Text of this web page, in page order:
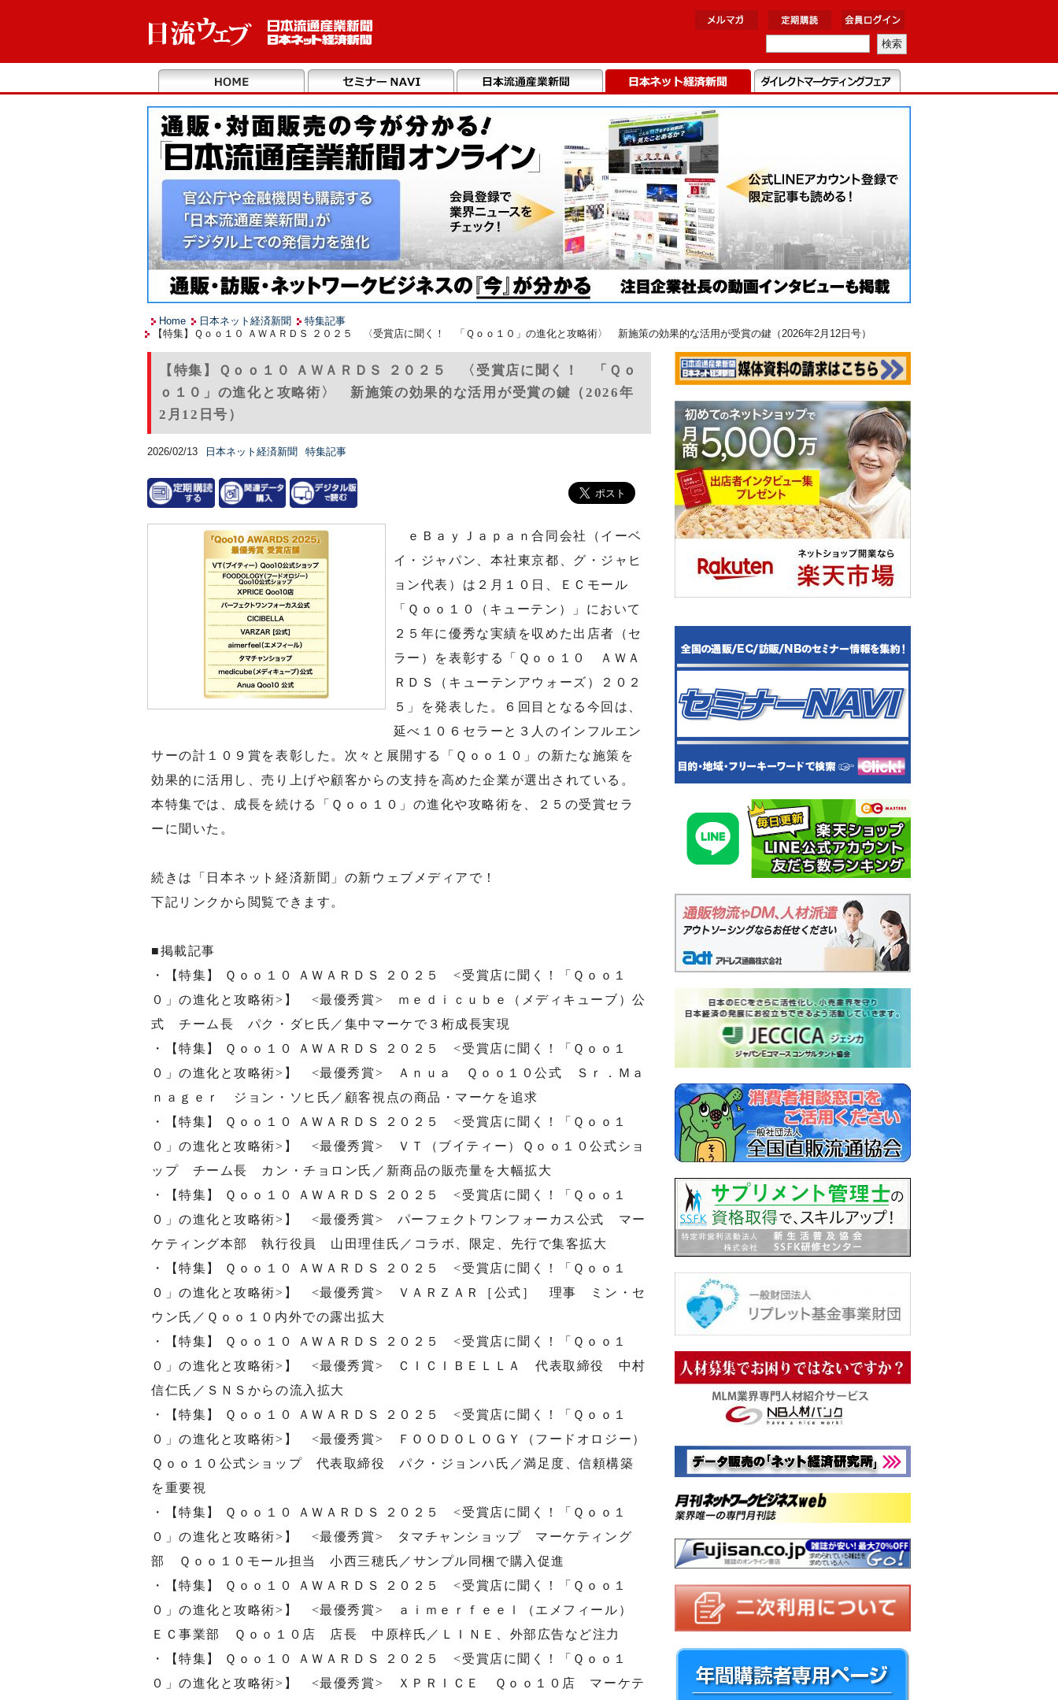
Home 日本ネット経済新聞
特集記事
【特集】Ｑｏｏ１０ ＡＷＡＲＤＳ ２０２５ 〈受賞店に聞く！ 「Ｑｏｏ１０」の進化と攻略術〉 新施策の効果的な活用が受賞の鍵（2026年2月12日号）
【特集】Ｑｏｏ１０ ＡＷＡＲＤＳ ２０２５ 〈受賞店に聞く！ 「Ｑｏ
ｏ１０」の進化と攻略術〉 新施策の効果的な活用が受賞の鍵（2026年
2月12日号）
2026/02/13 日本ネット経済新聞 特集記事
ｅＢａｙＪａｐａｎ合同会社（イーベ
イ・ジャパン、本社東京都、グ・ジャヒ
ョン代表）は２月１０日、ＥＣモール
「Ｑｏｏ１０（キューテン）」において
２５年に優秀な実績を収めた出店者（セ
ラー）を表彰する「Ｑｏｏ１０ ＡＷＡ
ＲＤＳ（キューテンアウォーズ）２０２
５」を発表した。６回目となる今回は、
延べ１０６セラーと３人のインフルエン
サーの計１０９賞を表彰した。次々と展開する「Ｑｏｏ１０」の新たな施策を
効果的に活用し、売り上げや顧客からの支持を高めた企業が選出されている。
本特集では、成長を続ける「Ｑｏｏ１０」の進化や攻略術を、２５の受賞セラ
ーに聞いた。
続きは「日本ネット経済新聞」の新ウェブメディアで！
下記リンクから閲覧できます。
■掲載記事
・【特集】 Ｑｏｏ１０ ＡＷＡＲＤＳ ２０２５ <受賞店に聞く！「Ｑｏｏ１
０」の進化と攻略術>】 <最優秀賞> ｍｅｄｉｃｕｂｅ（メディキューブ）公
式 チーム長 パク・ダヒ氏／集中マーケで３桁成長実現
・【特集】 Ｑｏｏ１０ ＡＷＡＲＤＳ ２０２５ <受賞店に聞く！「Ｑｏｏ１
０」の進化と攻略術>】 <最優秀賞> Ａｎｕａ Ｑｏｏ１０公式 Ｓｒ．Ｍａ
ｎａｇｅｒ ジョン・ソヒ氏／顧客視点の商品・マーケを追求
・【特集】 Ｑｏｏ１０ ＡＷＡＲＤＳ ２０２５ <受賞店に聞く！「Ｑｏｏ１
０」の進化と攻略術>】 <最優秀賞> ＶＴ（ブイティー）Ｑｏｏ１０公式ショ
ップ チーム長 カン・チョロン氏／新商品の販売量を大幅拡大
・【特集】 Ｑｏｏ１０ ＡＷＡＲＤＳ ２０２５ <受賞店に聞く！「Ｑｏｏ１
０」の進化と攻略術>】 <最優秀賞> パーフェクトワンフォーカス公式 マー
ケティング本部 執行役員 山田理佳氏／コラボ、限定、先行で集客拡大
・【特集】 Ｑｏｏ１０ ＡＷＡＲＤＳ ２０２５ <受賞店に聞く！「Ｑｏｏ１
０」の進化と攻略術>】 <最優秀賞> ＶＡＲＺＡＲ［公式］ 理事 ミン・セ
ウン氏／Ｑｏｏ１０内外での露出拡大
・【特集】 Ｑｏｏ１０ ＡＷＡＲＤＳ ２０２５ <受賞店に聞く！「Ｑｏｏ１
０」の進化と攻略術>】 <最優秀賞> ＣＩＣＩＢＥＬＬＡ 代表取締役 中村
信仁氏／ＳＮＳからの流入拡大
・【特集】 Ｑｏｏ１０ ＡＷＡＲＤＳ ２０２５ <受賞店に聞く！「Ｑｏｏ１
０」の進化と攻略術>】 <最優秀賞> ＦＯＯＤＯＬＯＧＹ（フードオロジー）
Ｑｏｏ１０公式ショップ 代表取締役 パク・ジョンハ氏／満足度、信頼構築
を重要視
・【特集】 Ｑｏｏ１０ ＡＷＡＲＤＳ ２０２５ <受賞店に聞く！「Ｑｏｏ１
０」の進化と攻略術>】 <最優秀賞> タマチャンショップ マーケティング
部 Ｑｏｏ１０モール担当 小西三穂氏／サンプル同梱で購入促進
・【特集】 Ｑｏｏ１０ ＡＷＡＲＤＳ ２０２５ <受賞店に聞く！「Ｑｏｏ１
０」の進化と攻略術>】 <最優秀賞> ａｉｍｅｒｆｅｅｌ（エメフィール）
ＥＣ事業部 Ｑｏｏ１０店 店長 中原梓氏／ＬＩＮＥ、外部広告など注力
・【特集】 Ｑｏｏ１０ ＡＷＡＲＤＳ ２０２５ <受賞店に聞く！「Ｑｏｏ１
０」の進化と攻略術>】 <最優秀賞> ＸＰＲＩＣＥ Ｑｏｏ１０店 マーケテ